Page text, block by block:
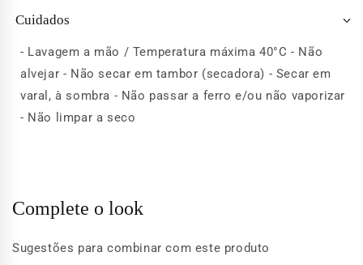
Cuidados
- Lavagem a mão / Temperatura máxima 40°C - Não
alvejar - Não secar em tambor (secadora) - Secar em
varal, à sombra - Não passar a ferro e/ou não vaporizar
- Não limpar a seco
Complete o look
Sugestões para combinar com este produto